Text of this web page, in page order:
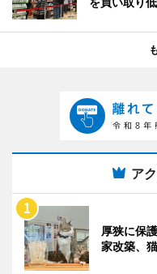
ア
厚狭に保
家改築、